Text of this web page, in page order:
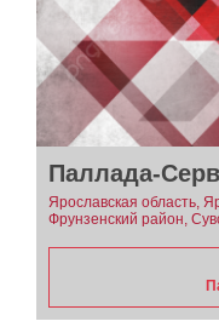
Паллада-
Ярославская область,
Фрунзенский район,